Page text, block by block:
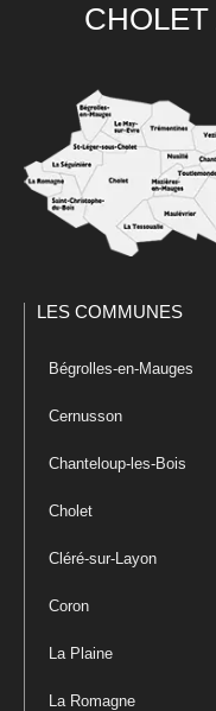
LES COMMUNES
Bégrolles-en-Mauges
Cernusson
Chanteloup-les-Bois
Cholet
Cléré-sur-Layon
Coron
La Plaine
La Romagne